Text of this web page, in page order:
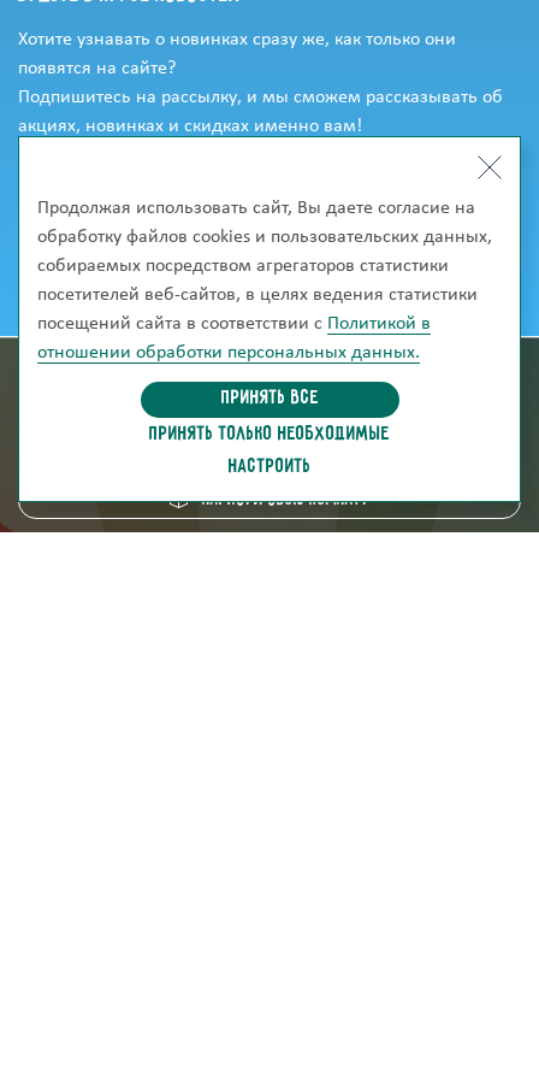
Продолжая использовать сайт, Вы даете согласие на
обработку файлов cookies и пользовательских данных,
собираемых посредством агрегаторов статистики
посетителей веб-сайтов, в целях ведения статистики
посещений сайта в соответствии с Политикой в
отношении обработки персональных данных.
Принять все
ПРИНЯТЬ ТОЛЬКО НЕОБХОДИМЫЕ
НАСТРОИТЬ
Хотите узнавать о новинках сразу же, как только они
появятся на сайте?
Подпишитесь на рассылку, и мы сможем рассказывать об
акциях, новинках и скидках именно вам!
информация для покупателей
скачать каталог
Нарисуй свою комнату